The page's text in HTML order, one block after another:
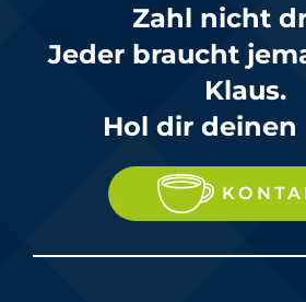
Zahl nicht
Jeder braucht
Klaus.
Hol dir deinen